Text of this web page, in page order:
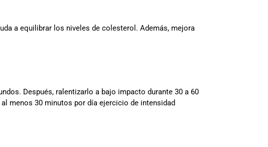
a equilibrar los niveles de colesterol. Además, mejora
Después, ralentizarlo a bajo impacto durante 30 a 60
menos 30 minutos por día ejercicio de intensidad